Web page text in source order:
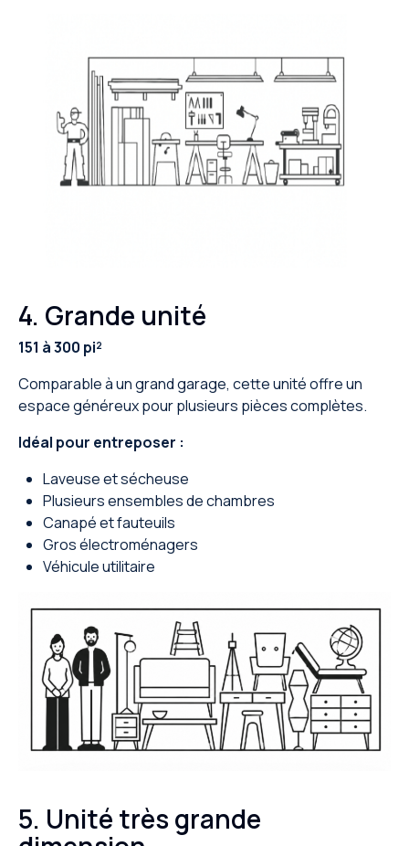
4. Grande unité
151 à 300 pi²
Comparable à un grand garage, cette unité offre un
espace généreux pour plusieurs pièces complètes.
Idéal pour entreposer :
Laveuse et sécheuse
Plusieurs ensembles de chambres
Canapé et fauteuils
Gros électroménagers
Véhicule utilitaire
5. Unité très grande